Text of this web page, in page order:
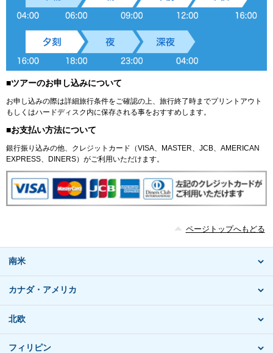
■ツアーのお申し込みについて
お申し込みの際は詳細旅行条件をご確認の上、旅行終了時までプリントアウト
もしくはハードディスク内に保存される事をおすすめします。
■お支払い方法について
銀行振り込みの他、クレジットカード（VISA、MASTER、JCB、AMERICAN
EXPRESS、DINERS）がご利用いただけます。
ページトップへもどる
南米
カナダ・アメリカ
北欧
フィリピン